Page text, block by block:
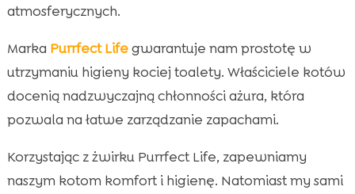
atmosferycznych.
Marka Purrfect Lifegwarantuje nam prostotę w
utrzymaniu higieny kociej toalety. Właściciele kotów
docenią nadzwyczajną chłonności ażura, która
pozwala na łatwe zarządzanie zapachami.
Korzystając z żwirku Purrfect Life, zapewniamy
naszym kotom komfort i higienę. Natomiast my sami